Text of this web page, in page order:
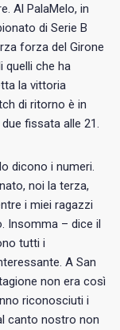
Al PalaMelo, in
di Serie B
forza del Girone
quelli che ha
la vittoria
di ritorno è in
fissata alle 21.
dicono i numeri.
noi la terza,
i miei ragazzi
Insomma – dice il
tutti i
A San
non era così
riconosciuti i
canto nostro non